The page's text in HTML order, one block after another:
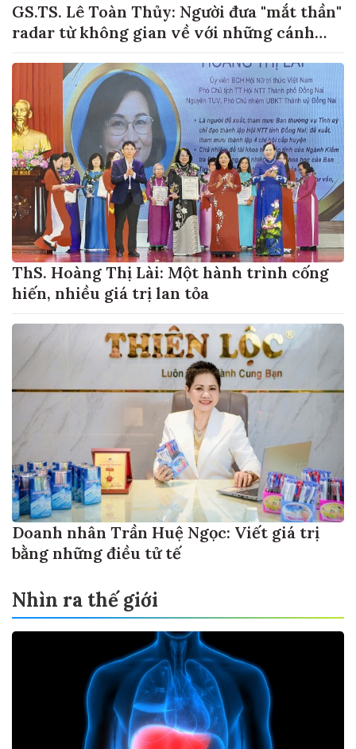
GS.TS. Lê Toàn Thủy: Người đưa "mắt thần"
radar từ không gian về với những cánh
ThS. Hoàng Thị Lài: Một hành trình cống
hiến, nhiều giá trị lan tỏa
Doanh nhân Trần Huệ Ngọc: Viết giá trị
bằng những điều tử tế
Nhìn ra thế giới